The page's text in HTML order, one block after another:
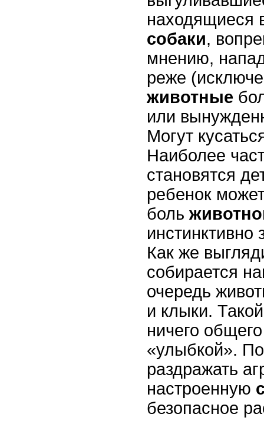
находящиеся
собаки,
мнению,
реже
животные
или
Могут
Наиболее
становятся
ребенок
боль
Как же
собирается
очередь
и клыки.
ничего
«улыбкой».
раздражать
настроенную
безопасное